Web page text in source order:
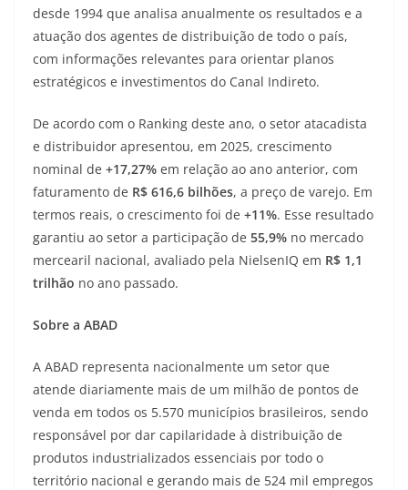
desde 1994 que analisa anualmente os resultados e a
atuação dos agentes de distribuição de todo o país,
com informações relevantes para orientar planos
estratégicos e investimentos do Canal Indireto.
De acordo com o Ranking deste ano, o setor atacadista
e distribuidor apresentou, em 2025, crescimento
nominal de +17,27% em relação ao ano anterior, com
faturamento de R$ 616,6 bilhões, a preço de varejo. Em
termos reais, o crescimento foi de +11%. Esse resultado
garantiu ao setor a participação de 55,9% no mercado
mercearil nacional, avaliado pela NielsenIQ em R$ 1,1
trilhão no ano passado.
Sobre a ABAD
A ABAD representa nacionalmente um setor que
atende diariamente mais de um milhão de pontos de
venda em todos os 5.570 municípios brasileiros, sendo
responsável por dar capilaridade à distribuição de
produtos industrializados essenciais por todo o
território nacional e gerando mais de 524 mil empregos